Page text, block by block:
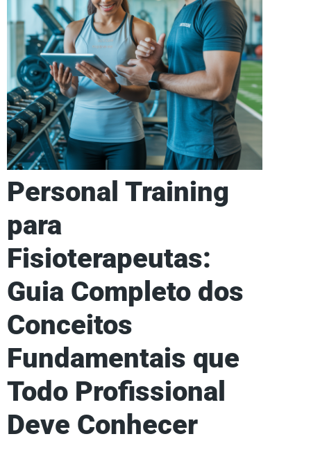
Personal Training
para
Fisioterapeutas:
Guia Completo dos
Conceitos
Fundamentais que
Todo Profissional
Deve Conhecer